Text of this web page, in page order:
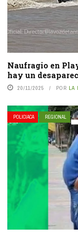
Naufragio en
hay un
20/11/2025 POR LA
POLICIACA REGIONAL